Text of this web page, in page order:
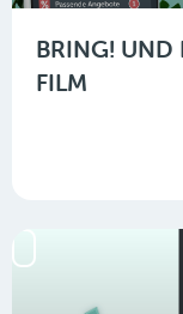
BRING! UND
FILM